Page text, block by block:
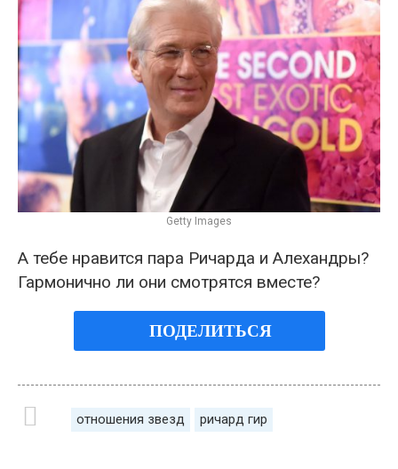
Getty Images
А тебе нравится пара Ричарда и Алехандры?
Гармонично ли они смотрятся вместе?
ПОДЕЛИТЬСЯ
отношения звезд ричард гир